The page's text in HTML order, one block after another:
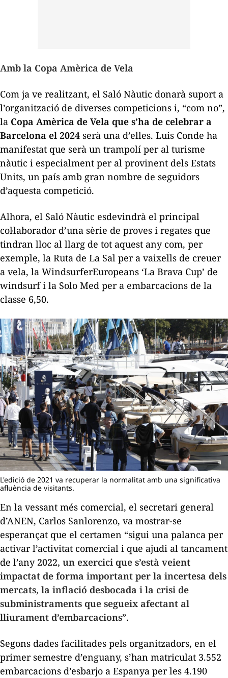
Amb la Copa Amèrica de Vela
Com ja ve realitzant, el Saló Nàutic donarà suport a
l’organització de diverses competicions i, “com no”,
la Copa Amèrica de Vela que s’ha de celebrar a
Barcelona el 2024 serà una d’elles. Luis Conde ha
manifestat que serà un trampolí per al turisme
nàutic i especialment per al provinent dels Estats
Units, un país amb gran nombre de seguidors
d’aquesta competició.
Alhora, el Saló Nàutic esdevindrà el principal
col·laborador d’una sèrie de proves i regates que
tindran lloc al llarg de tot aquest any com, per
exemple, la Ruta de La Sal per a vaixells de creuer
a vela, la WindsurferEuropeans ‘La Brava Cup’ de
windsurfi la Solo Med per a embarcacions de la
classe 6,50.
L'edició de 2021 va recuperar la normalitat amb una significativa
afluència de visitants.
En la vessant més comercial, el secretari general
d’ANEN, Carlos Sanlorenzo, va mostrar-se
esperançat que el certamen “sigui una palanca per
activar l’activitat comercial i que ajudi al tancament
de l’any 2022, un exercici que s’està veient
impactat de forma important per la incertesa dels
mercats, la inflació desbocada i la crisi de
subministraments que segueix afectant al
lliurament d’embarcacions”.
Segons dades facilitades pels organitzadors, en el
primer semestre d’enguany, s’han matriculat 3.552
embarcacions d’esbarjo a Espanya per les 4.190